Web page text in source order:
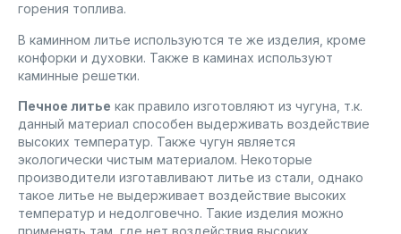
горения топлива.
В каминном литье используются те же изделия, кроме
конфорки и духовки. Также в каминах используют
каминные решетки.
Печное литье как правило изготовляют из чугуна, т.к.
данный материал способен выдерживать воздействие
высоких температур. Также чугун является
экологически чистым материалом. Некоторые
производители изготавливают литье из стали, однако
такое литье не выдерживает воздействие высоких
температур и недолговечно. Такие изделия можно